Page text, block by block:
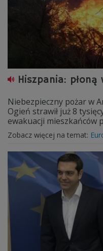
Hiszpania:
Niebezpieczny pożar w
Ogień strawił już 8
ewakuacji mieszkańców
Zobacz więcej na temat: